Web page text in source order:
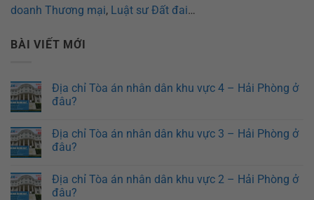
doanh Thương mại, Luật sư Đất đai…
BÀI VIẾT MỚI
Địa chỉ Tòa án nhân dân khu vực 4 – Hải Phòng ở
đâu?
Địa chỉ Tòa án nhân dân khu vực 3 – Hải Phòng ở
đâu?
Địa chỉ Tòa án nhân dân khu vực 2 – Hải Phòng ở
đâu?